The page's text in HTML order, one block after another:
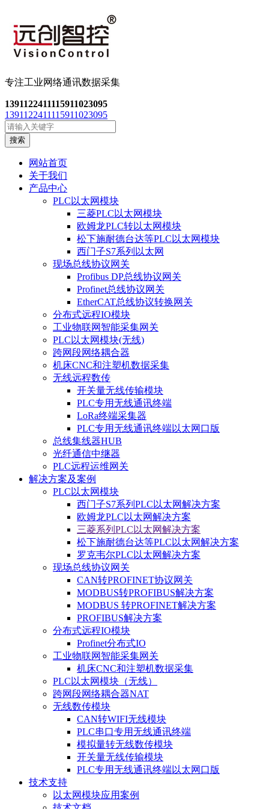
专注工业网络通讯数据采集
1391122411115911023095
1391122411115911023095
搜索
网站首页
关于我们
产品中心
PLC以太网模块
三菱PLC以太网模块
欧姆龙PLC转以太网模块
松下施耐德台达等PLC以太网模块
西门子S7系列以太网
现场总线协议网关
Profibus DP总线协议网关
Profinet总线协议网关
EtherCAT总线协议转换网关
分布式远程IO模块
工业物联网智能采集网关
PLC以太网模块(无线)
跨网段网络耦合器
机床CNC和注塑机数据采集
无线远程数传
开关量无线传输模块
PLC专用无线通讯终端
LoRa终端采集器
PLC专用无线通讯终端以太网口版
总线集线器HUB
光纤通信中继器
PLC远程运维网关
解决方案及案例
PLC以太网模块
西门子S7系列PLC以太网解决方案
欧姆龙PLC以太网解决方案
三菱系列PLC以太网解决方案
松下施耐德台达等PLC以太网解决方案
罗克韦尔PLC以太网解决方案
现场总线协议网关
CAN转PROFINET协议网关
MODBUS转PROFIBUS解决方案
MODBUS 转PROFINET解决方案
PROFIBUS解决方案
分布式远程IO模块
Profinet分布式IO
工业物联网智能采集网关
机床CNC和注塑机数据采集
PLC以太网模块（无线）
跨网段网络耦合器NAT
无线数传模块
CAN转WIFI无线模块
PLC串口专用无线通讯终端
模拟量转无线数传模块
开关量无线传输模块
PLC专用无线通讯终端以太网口版
技术支持
以太网模块应用案例